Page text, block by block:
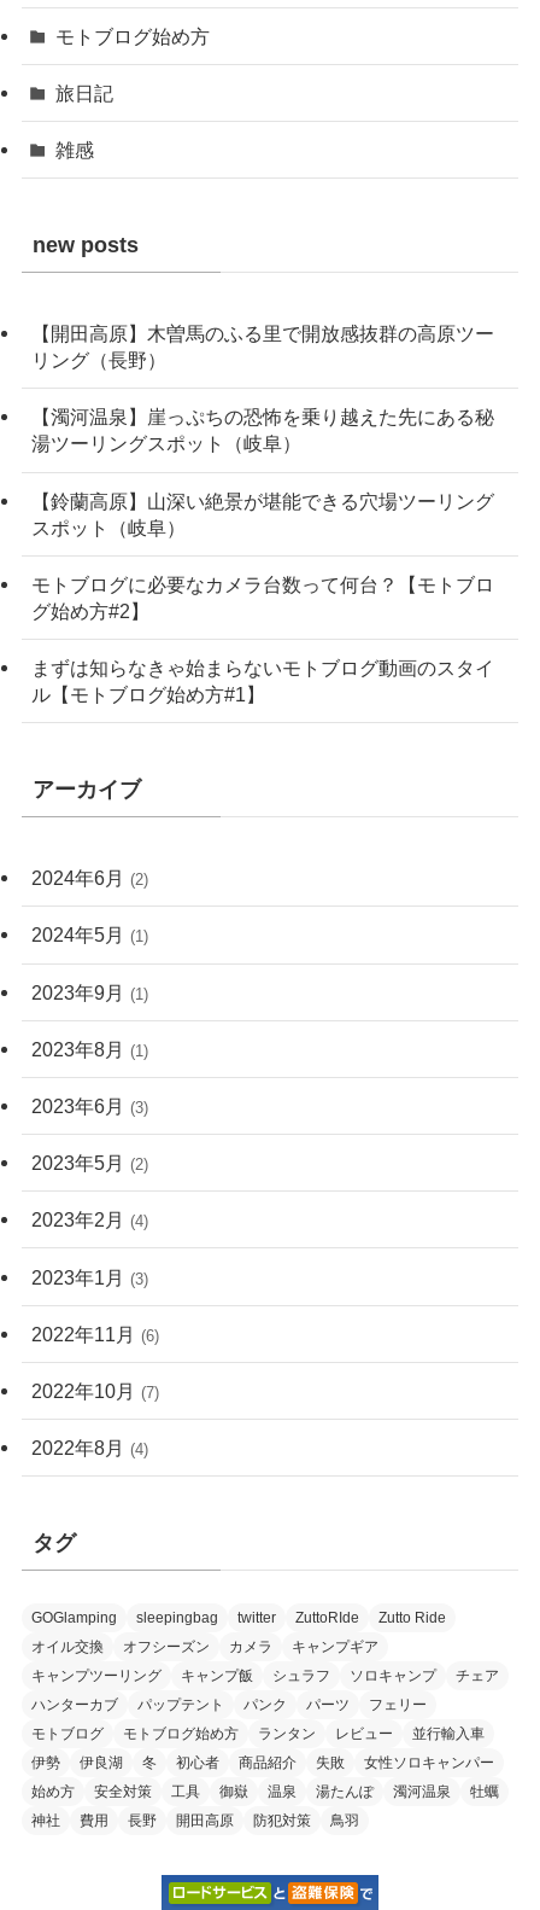
モトブログ始め方
旅日記
雑感
new posts
【開田高原】木曽馬のふる里で開放感抜群の高原ツー
リング（長野）
【濁河温泉】崖っぷちの恐怖を乗り越えた先にある秘
湯ツーリングスポット（岐阜）
【鈴蘭高原】山深い絶景が堪能できる穴場ツーリング
スポット（岐阜）
モトブログに必要なカメラ台数って何台？【モトブロ
グ始め方#2】
まずは知らなきゃ始まらないモトブログ動画のスタイ
ル【モトブログ始め方#1】
アーカイブ
2024年6月 (2)
2024年5月 (1)
2023年9月 (1)
2023年8月 (1)
2023年6月 (3)
2023年5月 (2)
2023年2月 (4)
2023年1月 (3)
2022年11月 (6)
2022年10月 (7)
2022年8月 (4)
タグ
GOGlamping sleepingbag twitter ZuttoRIde
Zutto Ride
オイル交換
オフシーズン カメラ
キャンプギア
キャンプツーリング
キャンプ飯 シュラフ ソロキャンプ
チェア
ハンターカブ
パップテント パンク パーツ
フェリー
モトブログ
モトブログ始め方 ランタン レビュー
並行輸入車
伊勢
伊良湖 冬 初心者 商品紹介 失敗
女性ソロキャンパー
始め方
安全対策 工具 御嶽 温泉 湯たんぽ 濁河温泉
牡蠣
神社
費用 長野 開田高原 防犯対策 鳥羽